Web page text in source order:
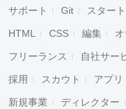
サポート Git スター
HTML CSS 編集
フリーランス 自社サー
採用 スカウト アプリ
新規事業 ディレクター